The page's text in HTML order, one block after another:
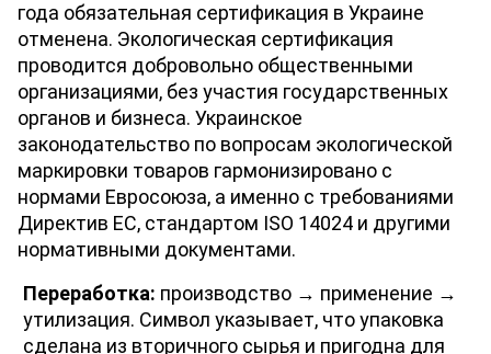
года обязательная сертификация в Украине
отменена. Экологическая сертификация
проводится добровольно общественными
организациями, без участия государственных
органов и бизнеса. Украинское
законодательство по вопросам экологической
маркировки товаров гармонизировано с
нормами Евросоюза, а именно с требованиями
Директив ЕС, стандартом ISO 14024 и другими
нормативными документами.
Переработка: производство → применение →
утилизация. Символ указывает, что упаковка
сделана из вторичного сырья и пригодна для